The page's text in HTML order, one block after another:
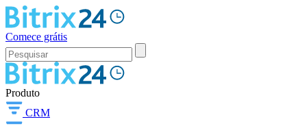
Comece grátis
Produto
CRM